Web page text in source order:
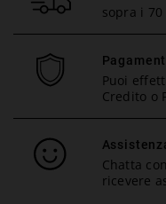
sopra i 70
Puoi
Credito o
Chatta
ricevere